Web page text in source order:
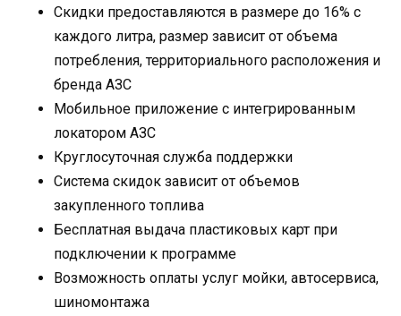
Скидки предоставляются в размере до 16% с
каждого литра, размер зависит от объема
потребления, территориального расположения и
бренда АЗС
Мобильное приложение с интегрированным
локатором АЗС
Круглосуточная служба поддержки
Система скидок зависит от объемов
закупленного топлива
Бесплатная выдача пластиковых карт при
подключении к программе
Возможность оплаты услуг мойки, автосервиса,
шиномонтажа